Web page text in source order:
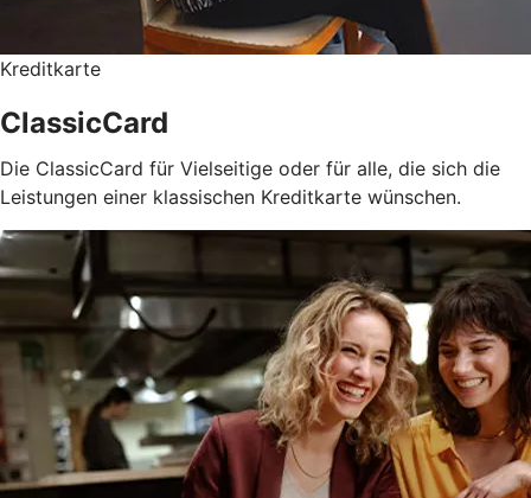
Kreditkarte
ClassicCard
Die ClassicCard für Vielseitige oder für alle, die sich die
Leistungen einer klassischen Kreditkarte wünschen.